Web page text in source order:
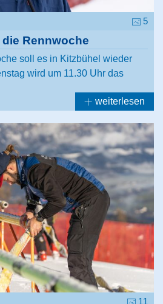
5
Rennwoche
soll es in Kitzbühel wieder
wird um 11.30 Uhr das
weiterlesen
11